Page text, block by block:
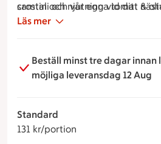
samtal och njutning vid ditt
minnen och låt smakerna tala
crostini och vår egna tomat &
Läs mer
Beställ minst tre dagar innan
möjliga leveransdag 12 Aug
Standard
131 kr/portion
131 kronor per portion